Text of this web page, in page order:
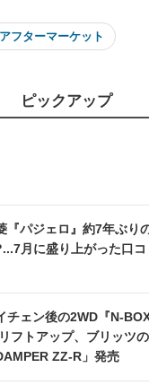
アフターマーケット
ピックアップ
『パジェロ』約7年ぶり
月に盛り上がった口
チェン後の2WD『N-
フトアップ、ブリッツ
ZZ-R」発売